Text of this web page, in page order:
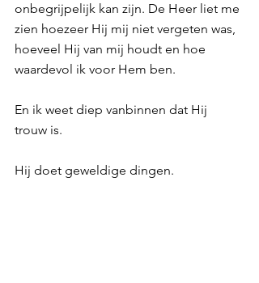
onbegrijpelijk kan zijn. De Heer liet me
zien hoezeer Hij mij niet vergeten was,
hoeveel Hij van mij houdt en hoe
waardevol ik voor Hem ben.
En ik weet diep vanbinnen dat Hij
trouw is.
Hij doet geweldige dingen.